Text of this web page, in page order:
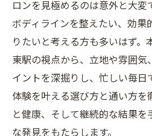
ロンを見極めるのは意外と大変
ボディラインを整えたい、効果
りたいと考える方も多いはず
東駅の視点から、立地や雰囲
イントを深掘りし、忙しい毎
体験を叶える選び方と通い方を
と健康、そして継続的な結果
な発見をもたらします。